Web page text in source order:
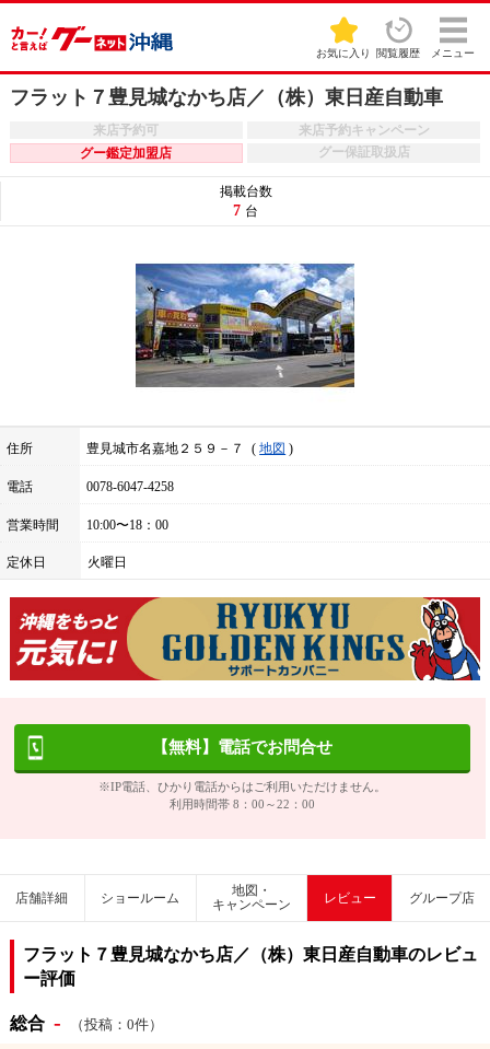
お気に入り 閲覧履歴 メニュー
フラット７豊見城なかち店／（株）東日産自動車
来店予約可
来店予約キャンペーン
グー鑑定加盟店
グー保証取扱店
住所 豊見城市名嘉地２５９－７ 地図
電話 0078-6047-4258
営業時間 10:00〜18：00
定休日 火曜日
掲載台数
7 台
【無料】電話でお問合せ
※IP電話、ひかり電話からはご利用いただけません。
利用時間帯 8：00～22：00
店舗詳細 ショールーム
地図・
キャンペーン
レビュー グループ店
フラット７豊見城なかち店／（株）東日産自動車のレビュ
ー評価
総合 - （投稿：0件）